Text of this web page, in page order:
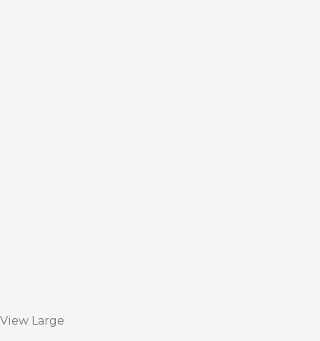
View Large